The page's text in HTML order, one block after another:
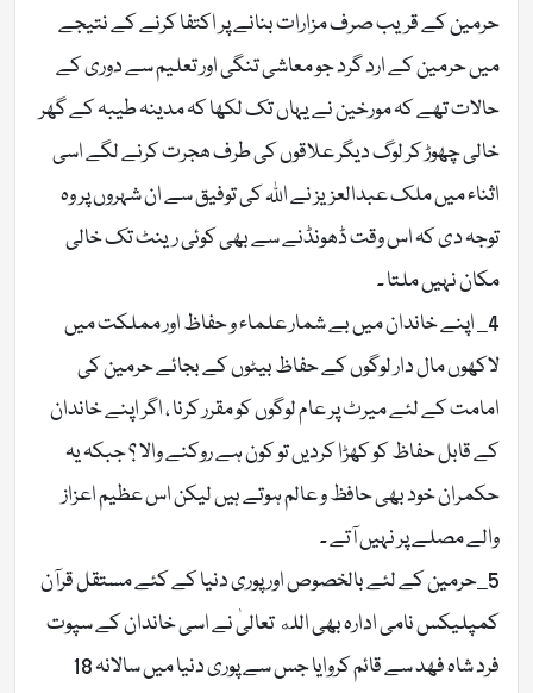
حرمین کے قریب صرف مزارات بنانے پر اکتفا کرنے کے نتیجے
میں حرمین کے ارد گرد جو معاشی تنگی اور تعلیم سے دوری کے
حالات تھے کہ مورخین نے یہاں تک لکھا کہ مدینہ طیبہ کے گھر
خالی چھوڑ کر لوگ دیگر علاقوں کی طرف ھجرت کرنے لگے اسی
اثناء میں ملک عبدالعزیز نے اللہ کی توفیق سے ان شہروں پر وہ
توجہ دی کہ اس وقت ڈھونڈنے سے بھی کوئی رینٹ تک خالی
مکان نہیں ملتا ۔
4_ اپنے خاندان میں بے شمار علماء و حفاظ اور مملکت میں
لاکھوں مال دار لوگوں کے حفاظ بیٹوں کے بجائے حرمین کی
امامت کے لئے میرٹ پر عام لوگوں کو مقرر کرنا ، اگر اپنے خاندان
کے قابل حفاظ کو کھڑا کردیں تو کون ہے روکنے والا ؟ جبکہ یہ
حکمران خود بھی حافظ و عالم ہوتے ہیں لیکن اس عظیم اعزاز
والے مصلے پر نہیں آتے ۔
5_حرمین کے لئے بالخصوص اور پوری دنیا کے کئے مستقل قرآن
کمپلیکس نامی ادارہ بھی الله تعالیٰ نے اسی خاندان کے سپوت
فرد شاہ فھد سے قائم کروایا جس سے پوری دنیا میں سالانہ 18